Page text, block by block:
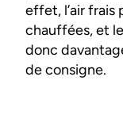
effet, l’air frais
chauffées, et
donc
de consigne.